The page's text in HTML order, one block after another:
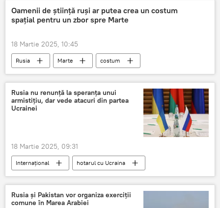
pasaport biometric
Oamenii de știință ruși ar putea crea un costum
spațial pentru un zbor spre Marte
18 Martie 2025, 10:45
Rusia Marte
costum
spațiu
Rusia nu renunță la speranța unui
armistițiu, dar vede atacuri din partea
Ucrainei
18 Martie 2025, 09:31
Internațional
hotarul cu Ucraina
diplomati rusi
expulzarea diplomatilor rusi
Rusia și Pakistan vor organiza exerciții
comune în Marea Arabiei